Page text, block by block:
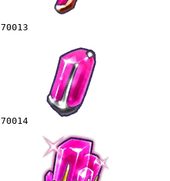
70013
70014